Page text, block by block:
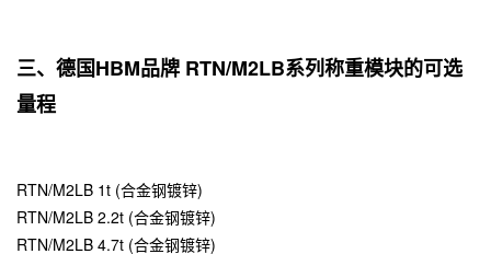
三、德国HBM品牌 RTN/M2LB系列称重模块的可选
量程
RTN/M2LB 1t (合金钢镀锌)
RTN/M2LB 2.2t (合金钢镀锌)
RTN/M2LB 4.7t (合金钢镀锌)